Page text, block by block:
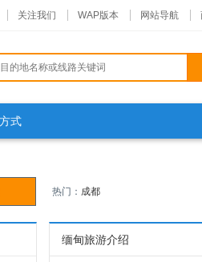
关注我们 WAP版本 网站导航
式
热门： 成都
缅甸旅游介绍